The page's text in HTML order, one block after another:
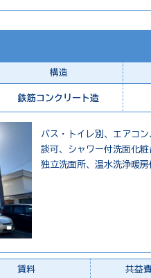
構造
鉄筋コンクリート造
バス・トイレ別、エアコ
談可、シャワー付洗面化
独立洗面所、温水洗浄暖
賃料 共益費